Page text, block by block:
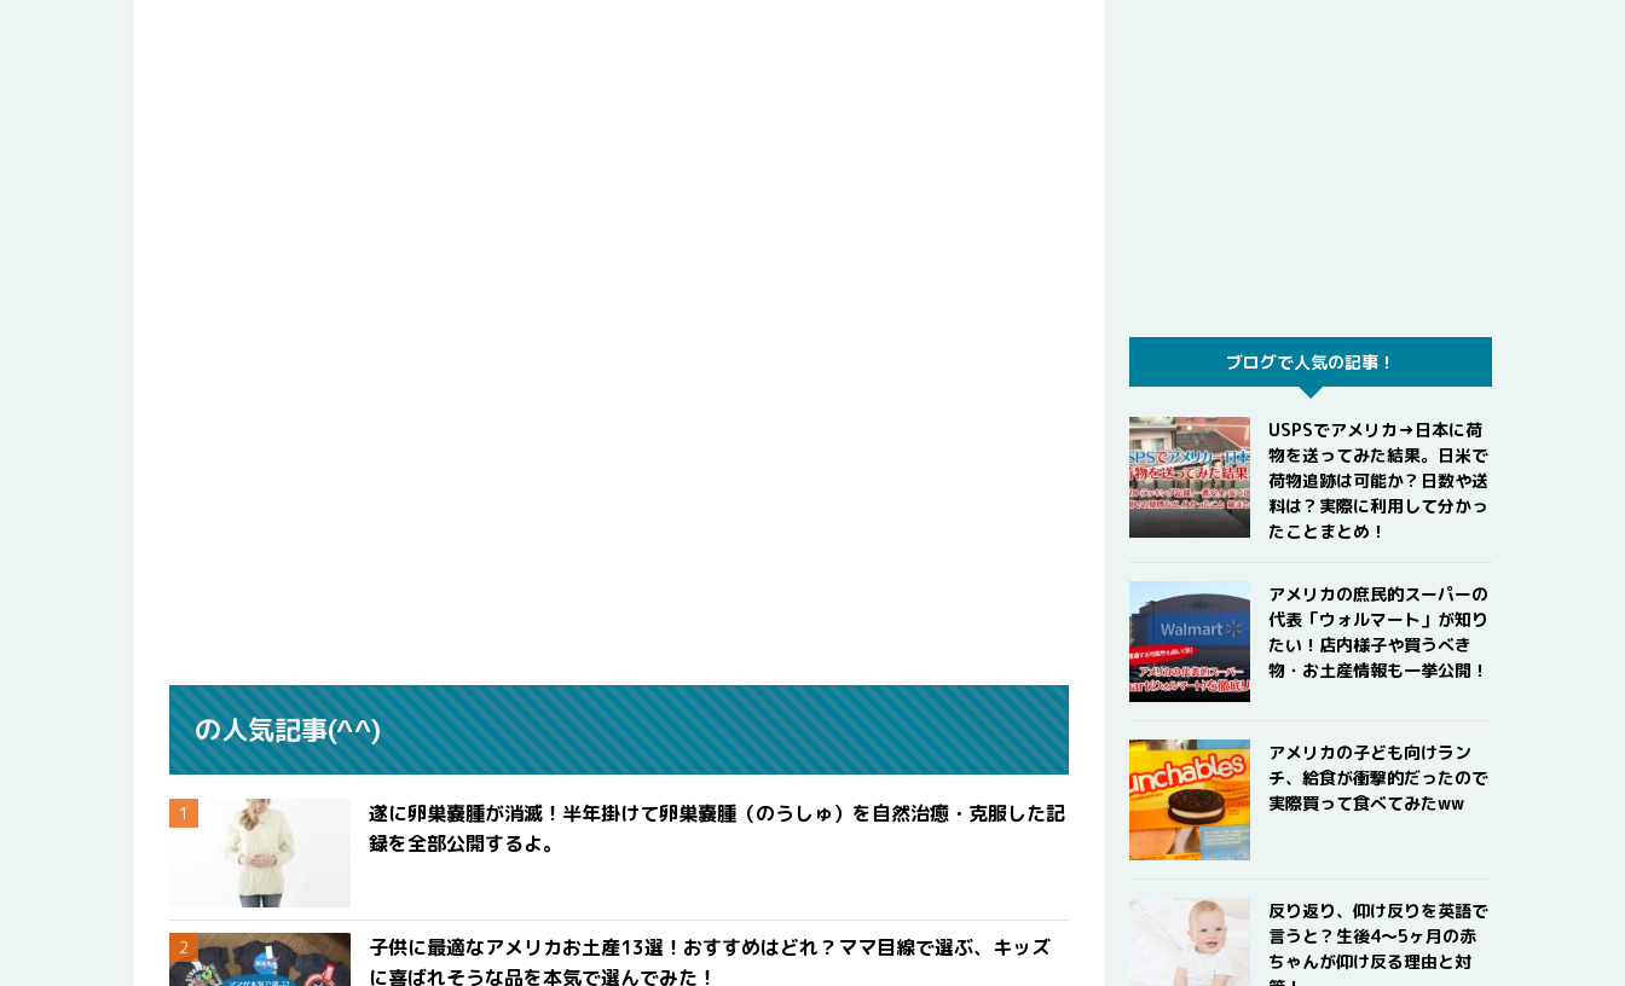
の人気記事(^^)
遂に卵巣嚢腫が消滅！半年掛けて卵巣嚢腫（のうしゅ）を自然治癒・克服した記
録を全部公開するよ。
子供に最適なアメリカお土産13選！おすすめはどれ？ママ目線で選ぶ、キッズ
に喜ばれそうな品を本気で選んでみた！
ブログで人気の記事！
USPSでアメリカ→日本に荷
物を送ってみた結果。日米で
荷物追跡は可能か？日数や送
料は？実際に利用して分かっ
たことまとめ！
アメリカの庶民的スーパーの
代表「ウォルマート」が知り
たい！店内様子や買うべき
物・お土産情報も一挙公開！
アメリカの子ども向けラン
チ、給食が衝撃的だったので
実際買って食べてみたww
反り返り、仰け反りを英語で
言うと？生後4〜5ヶ月の赤
ちゃんが仰け反る理由と対